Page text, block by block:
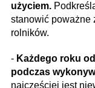
użyciem.
stanowić poważne
rolników.
- Każdego roku
podczas
najczęściej jest